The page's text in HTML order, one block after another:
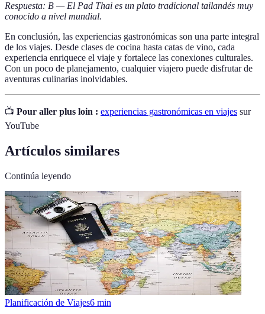
Respuesta: B — El Pad Thai es un plato tradicional tailandés muy
conocido a nivel mundial.
En conclusión, las experiencias gastronómicas son una parte integral
de los viajes. Desde clases de cocina hasta catas de vino, cada
experiencia enriquece el viaje y fortalece las conexiones culturales.
Con un poco de planejamento, cualquier viajero puede disfrutar de
aventuras culinarias inolvidables.
📺 Pour aller plus loin : experiencias gastronómicas en viajes sur
YouTube
Artículos similares
Continúa leyendo
Planificación de Viajes6 min